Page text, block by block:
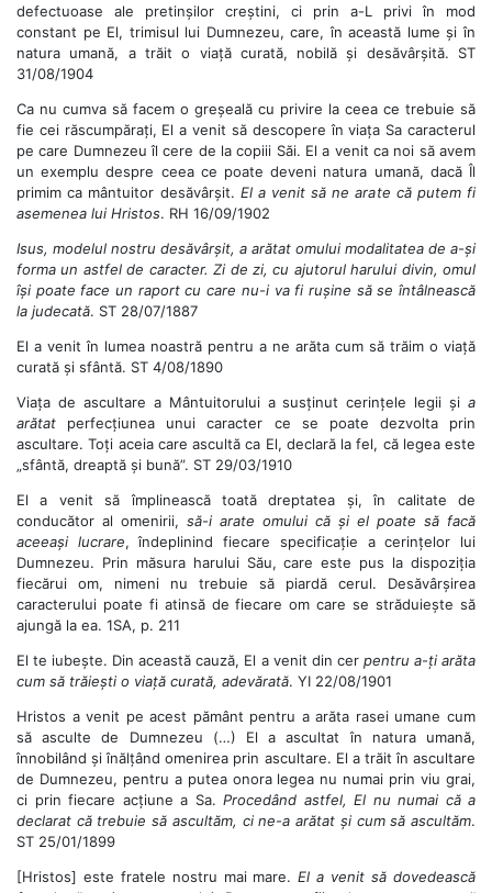
defectuoase ale pretinșilor creștini, ci prin a-L privi în mod
constant pe El, trimisul lui Dumnezeu, care, în această lume și în
natura umană, a trăit o viață curată, nobilă și desăvârșită. ST
31/08/1904
Ca nu cumva să facem o greșeală cu privire la ceea ce trebuie să
fie cei răscumpărați, El a venit să descopere în viața Sa caracterul
pe care Dumnezeu îl cere de la copiii Săi. El a venit ca noi să avem
un exemplu despre ceea ce poate deveni natura umană, dacă Îl
primim ca mântuitor desăvârșit. El a venit să ne arate că putem fi
asemenea lui Hristos. RH 16/09/1902
Isus, modelul nostru desăvârșit, a arătat omului modalitatea de a-și
forma un astfel de caracter. Zi de zi, cu ajutorul harului divin, omul
își poate face un raport cu care nu-i va fi rușine să se întâlnească
la judecată. ST 28/07/1887
El a venit în lumea noastră pentru a ne arăta cum să trăim o viață
curată și sfântă. ST 4/08/1890
Viața de ascultare a Mântuitorului a susținut cerințele legii și a
arătat perfecțiunea unui caracter ce se poate dezvolta prin
ascultare. Toți aceia care ascultă ca El, declară la fel, că legea este
„sfântă, dreaptă și bună”. ST 29/03/1910
El a venit să împlinească toată dreptatea și, în calitate de
conducător al omenirii, să-i arate omului că și el poate să facă
aceeași lucrare, îndeplinind fiecare specificație a cerințelor lui
Dumnezeu. Prin măsura harului Său, care este pus la dispoziția
fiecărui om, nimeni nu trebuie să piardă cerul. Desăvârșirea
caracterului poate fi atinsă de fiecare om care se străduiește să
ajungă la ea. 1SA, p. 211
El te iubește. Din această cauză, El a venit din cer pentru a-ți arăta
cum să trăiești o viață curată, adevărată. YI 22/08/1901
Hristos a venit pe acest pământ pentru a arăta rasei umane cum
să asculte de Dumnezeu (…) El a ascultat în natura umană,
înnobilând și înălțând omenirea prin ascultare. El a trăit în ascultare
de Dumnezeu, pentru a putea onora legea nu numai prin viu grai,
ci prin fiecare acțiune a Sa. Procedând astfel, El nu numai că a
declarat că trebuie să ascultăm, ci ne-a arătat și cum să ascultăm.
ST 25/01/1899
[Hristos] este fratele nostru mai mare.El a venit să dovedească